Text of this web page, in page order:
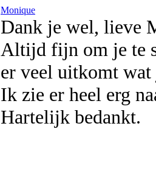
Monique
Dank je wel, lieve
Altijd fijn om je te
er veel uitkomt
Ik zie er heel erg
Hartelijk bedankt.